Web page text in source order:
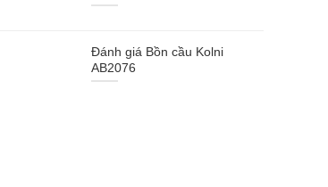
Đánh giá Bồn cầu Kolni
AB2076